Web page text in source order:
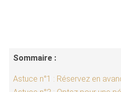
Sommaire :
Astuce n°1 : Réservez en